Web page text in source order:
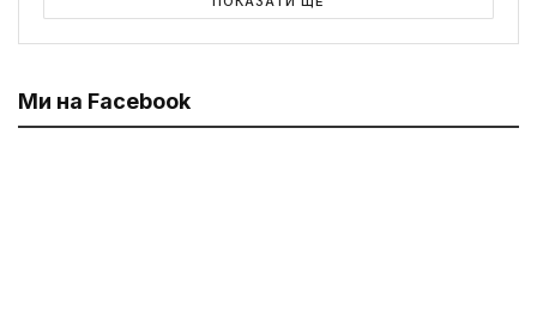
Ми на Facebook